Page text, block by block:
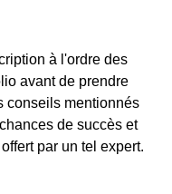
à l'ordre des
avant de prendre
conseils mentionnés
de succès et
par un tel expert.